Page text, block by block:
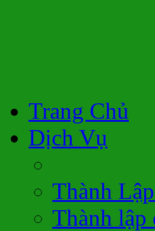
Trang Chủ
Dịch Vụ
Thành
Thành